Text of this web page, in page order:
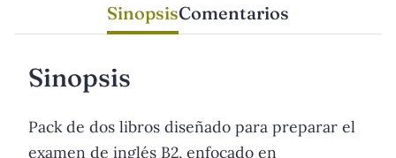
SinopsisComentarios
Sinopsis
Pack de dos libros diseñado para preparar el
examen de inglés B2, enfocado en